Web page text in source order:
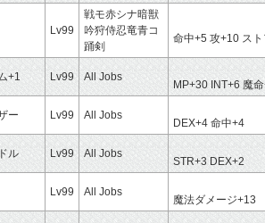
Lv99
戦モ赤シナ暗獣
吟狩侍忍竜青コ
踊剣
命中+5 攻+10 ス
+1 Lv99 All Jobs
MP+30 INT+6 魔
ー Lv99 All Jobs
DEX+4 命中+4
ル Lv99 All Jobs
STR+3 DEX+2
Lv99 All Jobs
魔法ダメージ+13